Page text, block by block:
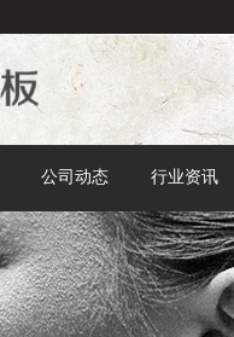
公司动态 行业资讯